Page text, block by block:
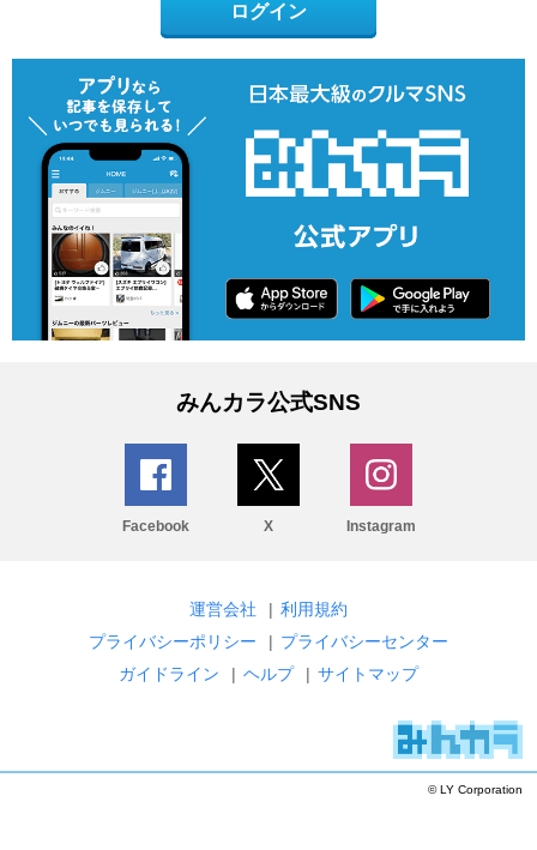
ログイン
みんカラ公式SNS
Facebook X Instagram
運営会社 | 利用規約
プライバシーポリシー
| プライバシーセンター
ガイドライン
| ヘルプ | サイトマップ
© LY Corporation